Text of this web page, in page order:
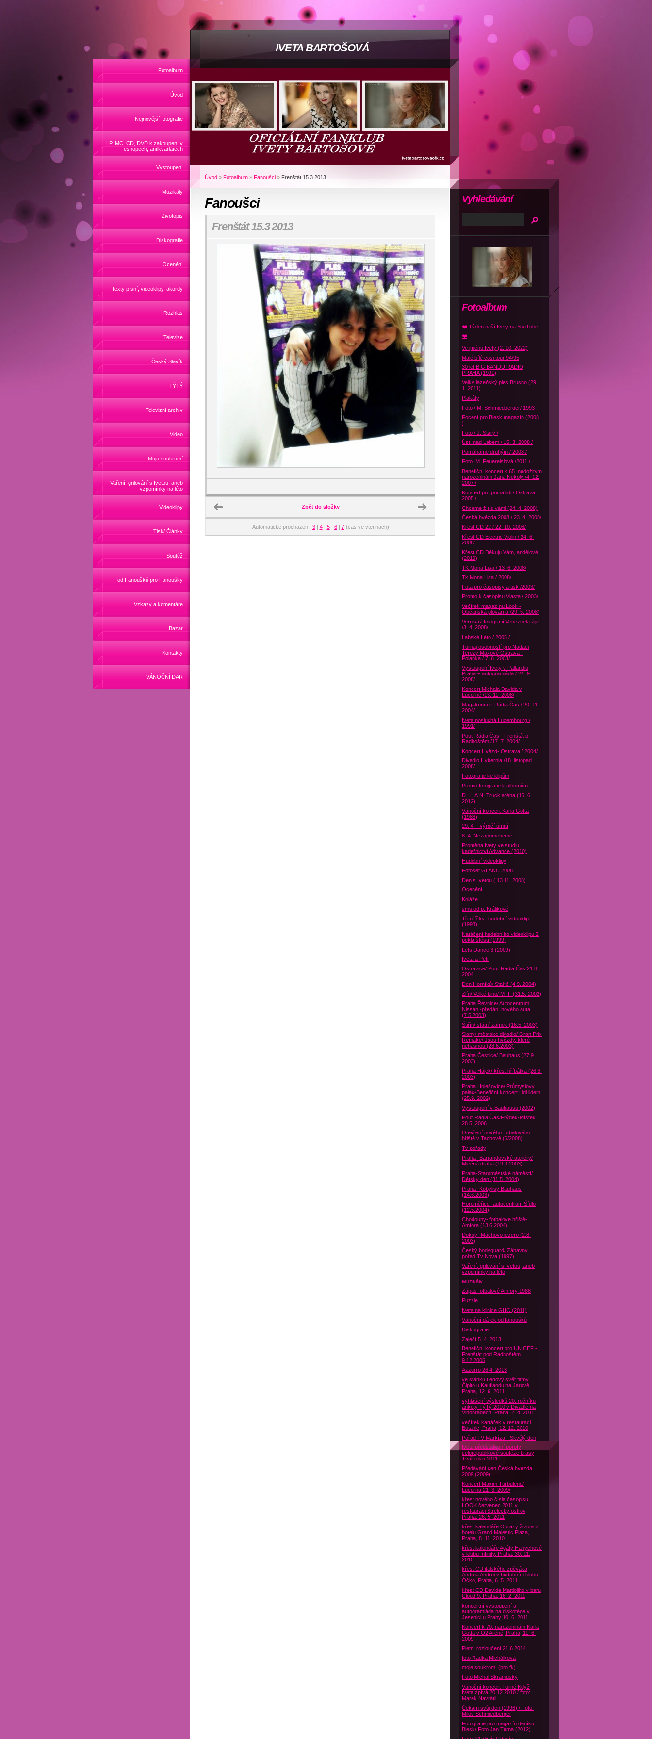
IVETA BARTOŠOVÁ
Fotoalbum
Úvod
Nejnovější fotografie
LP, MC, CD, DVD k zakoupení v
eshopech, antikvariátech
Vystoupení
Muzikály
Životopis
Diskografie
Ocenění
Texty písní, videoklipy, akordy
Rozhlas
Televize
Český Slavík
TÝTÝ
Televizní archív
Video
Moje soukromí
Vaření, grilování s Ivetou, aneb
vzpomínky na léto
Videoklipy
Tisk/ Články
Soutěž
od Fanoušků pro Fanoušky
Vzkazy a komentáře
Bazar
Kontakty
VÁNOČNÍ DAR
Úvod » Fotoalbum » Fanoušci » Frenštát 15.3 2013
Fanoušci
Frenštát 15.3 2013
Zpět do složky
Automatické procházení: 3| 4| 5| 6| 7(čas ve vteřinách)
Fotoalbum
❤️ Týden naší Ivety na YouTube
❤️
Ve jménu Ivety (2. 10. 2022)
Malé bílé cosi tour 94/95
30 let BIG BANDU RADIO
PRAHA (1991)
Velký lázeňský ples Brusno (29.
1. 2011)
Plakáty
Foto / M. Schmiedberger/ 1993
Focení pro Blesk magazín (2008
)
Foto / J. Starý /
Ústí nad Labem / 15. 3. 2008 /
Pomáháme druhým / 2008 /
Foto: M. Feuereislová /2011 /
Benefiční koncert k 65. nedožitým
narozeninám Jana Nekoly /4. 12.
2007 /
Koncert pro prima lidi / Ostrava
2005 /
Chceme žít s vámi (24. 4. 2008)
Česká hvězda 2008 / 23. 4. 2008/
Křest CD 22 / 22. 10. 2008/
Křest CD Electric Violin / 24. 6.
2008/
Křest CD Děkuju Vám, andělové
(2010)
TK Mona Lisa / 13. 6. 2008/
Tk Mona Lisa / 2008/
Fota pro časopisy a tisk /2003/
Promo k časopisu Vlasta / 2003/
Večírek magazínu Look -
Občanská plovárna /29. 5. 2008/
Vernisáž fotografií Venezuela žije
/3. 4. 2008/
Labské Léto / 2005 /
Turnaj osobností pro Nadaci
Terezy Maxové Ostrava -
Polanka / 7. 6. 2003/
Vystoupení Ivety v Pallandiu
Praha + autogramiáda / 24. 9.
2008/
Koncert Michala Davida v
Lucerně /13. 11. 2008/
Magakoncert Rádia Čas / 20. 11.
2004/
Iveta posluchá Luxembourg /
1991/
Pouť Rádia Čas - Frenštát p.
Radhoštěm /17. 7. 2004/
Koncert Hvězd- Ostrava / 2004/
Divadlo Hybernia /18. listopad
2008/
Fotografie ke klipům
Promo fotografie k albumům
D.I.L.A.N. Truck aréna (16. 6.
2012)
Vánoční koncert Karla Gotta
(1986)
29. 4. - výročí úmrtí
8. 4. Nezapomeneme!
Proměna Ivety ve studiu
kadeřnictví Advance (2010)
Hudební videoklipy
Fotoset GLANC 2008
Den s Ivetou ( 13.11. 2008)
Ocenění
Koláže
sms od p. Králikové
Tři oříšky- hudební videoklip
(1998)
Natáčení hudebního videoklipu Z
pekla štěstí (1999)
Lets Dance 3 (2009)
Iveta a Petr
Ostravice/ Pouť Radia Čas 21.8.
2004
Den Horníků/ Staříč (4.9. 2004)
Zlín/ Velké kino/ MFF (31.5. 2002)
Praha Řevnice/ Autocentrum
Nissan -předání nového auta
(7.5.2003)
Štiřín/ státní zámek (16.5. 2003)
Slaný/ městske divadlo/ Gran Prix
Remake/ Jsou hvězdy, které
nehasnou (28.6.2003)
Praha Čestlice/ Bauhaus (27.9.
2003)
Praha Hájek/ křest hříbátka (26.6.
2003)
Praha Holešovice/ Průmyslový
palác-Benefiční koncert Lidi lidem
(25.9. 2002)
Vystoupení v Bauhausu (2002)
Pouť Radia Čas/Frýdek-Místek
28.5. 2006
Otevření nového fotbalového
hřiště v Tachově (6/2008)
Tv pořady
Praha- Barrandovské ateliéry/
Mléčná dráha (19.9 2003)
Praha-Staroměstské náměstí/
Dětský den (31.5. 2004)
Praha- Kobylisy Bauhaus
(14.6.2003)
Horoměřice- autocentrum Šídlo
(12.5.2004)
Chodouny- fotbalove hřiště-
Amfora (13.6.2004)
Doksy- Máchovo jezero (2.8.
2003)
Český bodyguard/ Zábavný
pořad Tv Nova (1997)
Vaření, grilování s Ivetou, aneb
vzpomínky na léto
Muzikály
Zápas fotbalové Amfory 1988
Puzzle
Iveta na klinice GHC (2011)
Vánoční dárek od fanoušků
Diskografie
Zaječí 5. 4. 2013
Benefiční koncert pro UNICEF -
Frenštát pod Radhoštěm
9.12.2005
Azzurro 26.4. 2013
ve stánku Ledový svět firmy
Čipito u Kauflandu na Jarově,
Praha, 12. 6. 2011
vyhlášení výsledků 20. ročníku
ankety TýTý 2010 v Divadle na
Vinohradech, Praha, 2. 4. 2011
večírek kartářek v restauraci
Botanic, Praha, 12. 12. 2010
Pořad TV Markíza - Skvělý den
Iveta předsedkyní poroty
celorepublikové soutěže krásy
Tvář roku 2011
Předávání cen Česká hvězda
2009 (2009)
Koncert Maxim Turbulenc/
Lucerna 21. 3. 2009/
křest nového čísla časopisu
LOOK červenec 2011 v
restauraci Střelecký ostrov,
Praha, 26. 5. 2011
křest kalendáře Obrazy života v
hotelu Grand Majestic Plaza,
Praha, 8. 11. 2010
křest kalendáře Agáty Hanychové
v klubu Infinity, Praha, 30. 11.
2010
křest CD italského zpěváka
Andrea Andrei v hudebním klubu
Óčko, Praha, 6. 5. 2011
křest CD Davide Mattioliho v baru
Cloud 9, Praha, 16. 2. 2011
koncertní vystoupení a
autogramiáda na diskotéce v
Jesenici u Prahy 10. 6. 2011
Koncert k 70. narozeninám Karla
Gotta v O2 Aréně, Praha, 11. 6.
2009
Pietní rozloučení 21.6 2014
foto Radka Michálková
moje soukromí (pro fk)
Foto Michal Skramusky
Vánoční koncert Turné Když
Iveta zpívá 20.12.2010 / foto:
Marek Navrátil
Čekám svůj den (1996) / Foto:
Miloš Schmiedberger
Fotografie pro magazín deníku
Blesk/ Foto Jan Tůma (2012)
Vyhledávání